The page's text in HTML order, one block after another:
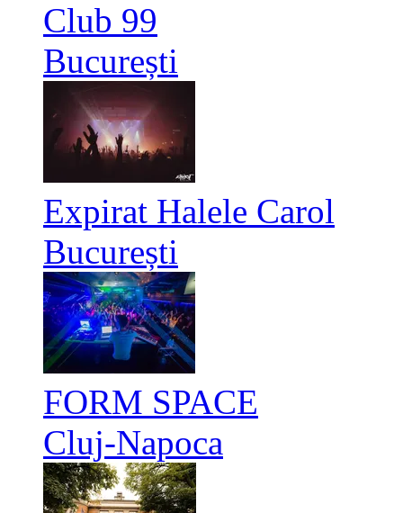
Club 99
București
Expirat Halele Carol
București
FORM SPACE
Cluj-Napoca